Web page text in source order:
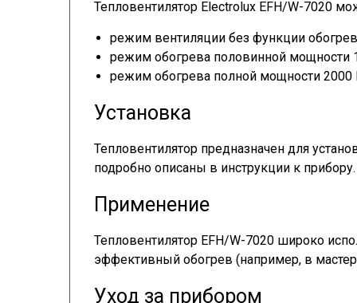
Тепловентилятор Electrolux EFH/W-7020
режим вентиляции без функции
режим обогрева половинной мощности
режим обогрева полной мощности 2000
Установка
Тепловентилятор предназначен для
подробно описаны в инструкции к прибору.
Применение
Тепловентилятор EFH/W-7020 широко
эффективный обогрев (например, в
Уход за прибором